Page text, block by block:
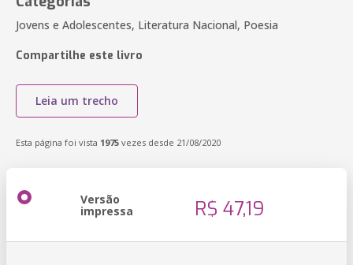
Jovens e Adolescentes, Literatura Nacional, Poesia
Compartilhe este livro
Leia um trecho
Esta página foi vista 1975 vezes desde 21/08/2020
Versão
impressa R$ 47,19